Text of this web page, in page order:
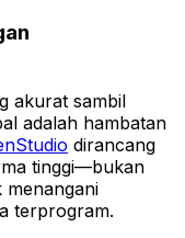
akurat sambil
adalah hambatan
dirancang
tinggi—bukan
terprogram.